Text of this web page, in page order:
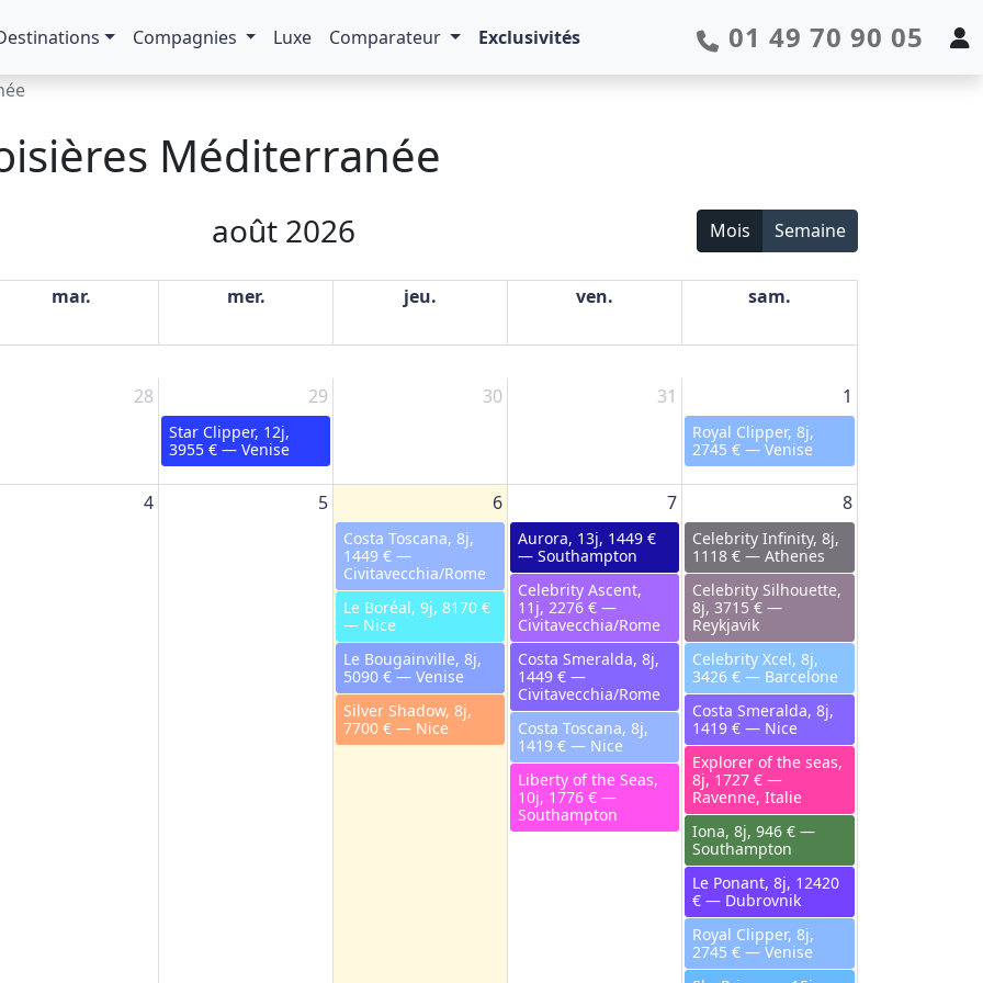
Compagnies Luxe Comparateur Exclusivités 01 49 70 90 05
Méditerranée
août 2026 Mois Semaine
mar. mer. jeu. ven. sam.
28 29
Star Clipper, 12j,
3955 € — Venise
30 31 1
Royal Clipper, 8j,
2745 € — Venise
4 5 6
Costa Toscana, 8j,
1449 € —
Civitavecchia/Rome
Le Boréal, 9j, 8170 €
— Nice
Le Bougainville, 8j,
5090 € — Venise
Silver Shadow, 8j,
7700 € — Nice
7
Aurora, 13j, 1449 €
— Southampton
Celebrity Ascent,
11j, 2276 € —
Civitavecchia/Rome
Costa Smeralda, 8j,
1449 € —
Civitavecchia/Rome
Costa Toscana, 8j,
1419 € — Nice
Liberty of the Seas,
10j, 1776 € —
Southampton
8
Celebrity Infinity, 8j,
1118 € — Athenes
Celebrity Silhouette,
8j, 3715 € —
Reykjavik
Celebrity Xcel, 8j,
3426 € — Barcelone
Costa Smeralda, 8j,
1419 € — Nice
Explorer of the seas,
8j, 1727 € —
Ravenne, Italie
Iona, 8j, 946 € —
Southampton
Le Ponant, 8j, 12420
€ — Dubrovnik
Royal Clipper, 8j,
2745 € — Venise